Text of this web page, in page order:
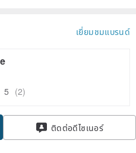
เยี่ยมชมแบรนด์
5 (2)
ติดต่อดีไซเนอร์